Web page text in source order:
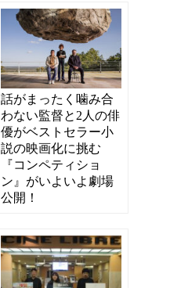
話がまったく噛み合
わない監督と2人の俳
優がベストセラー小
説の映画化に挑む
『コンペティショ
ン』がいよいよ劇場
公開！